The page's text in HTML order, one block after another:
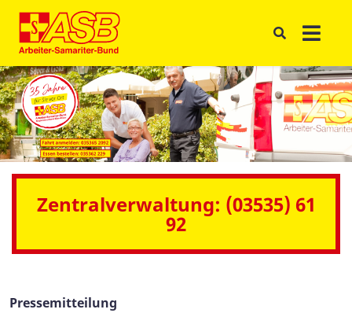
Zentralverwaltung: (03535) 61
92
Pressemitteilung